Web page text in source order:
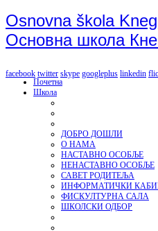
Osnovna škola
Основна школа
facebook twitter skype googleplus linkedin
Почетна
Школа
ДОБРО ДОШЛИ
О НАМА
НАСТАВНО ОСОБЉЕ
НЕНАСТАВНО ОСОБЉЕ
САВЕТ РОДИТЕЉА
ИНФОРМАТИЧКИ
ФИСКУЛТУРНА САЛА
ШКОЛСКИ ОДБОР